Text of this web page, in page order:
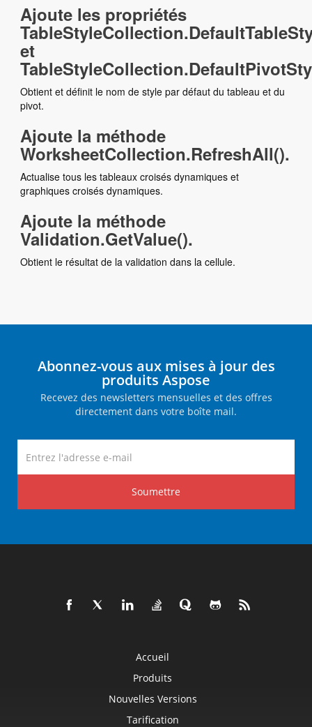
Ajoute les propriétés
et
Obtient et définit le nom de style par défaut du tableau et du
pivot.
Ajoute la méthode
WorksheetCollection.RefreshAll().
Actualise tous les tableaux croisés dynamiques et
graphiques croisés dynamiques.
Ajoute la méthode
Validation.GetValue().
Obtient le résultat de la validation dans la cellule.
Abonnez-vous aux mises à jour des
produits Aspose
Recevez des newsletters mensuelles et des offres
directement dans votre boîte mail.
Soumettre
Accueil
Produits
Nouvelles Versions
Tarification